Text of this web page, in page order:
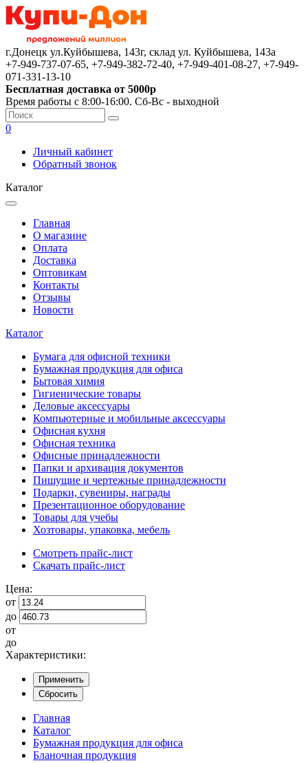
г.Донецк ул.Куйбышева, 143г, склад ул. Куйбышева, 143а
+7-949-737-07-65, +7-949-382-72-40, +7-949-401-08-27, +7-949-
071-331-13-10
Бесплатная доставка от 5000р
Время работы с 8:00-16:00. Сб-Вс - выходной
0
Личный кабинет
Обратный звонок
Каталог
Главная
О магазине
Оплата
Доставка
Оптовикам
Контакты
Отзывы
Новости
Каталог
Бумага для офисной техники
Бумажная продукция для офиса
Бытовая химия
Гигиенические товары
Деловые аксессуары
Компьютерные и мобильные аксессуары
Офисная кухня
Офисная техника
Офисные принадлежности
Папки и архивация документов
Пишущие и чертежные принадлежности
Подарки, сувениры, награды
Презентационное оборудование
Товары для учебы
Хозтовары, упаковка, мебель
Смотреть прайс-лист
Скачать прайс-лист
Цена:
от
до
от
до
Характеристики:
Применить
Сбросить
Главная
Каталог
Бумажная продукция для офиса
Бланочная продукция